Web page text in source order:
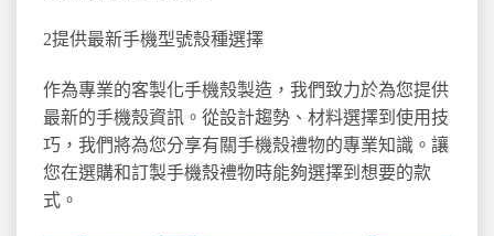
2提供最新手機型號殼種選擇
作為專業的客製化手機殼製造，我們致力於為您提供
最新的手機殼資訊。從設計趨勢、材料選擇到使用技
巧，我們將為您分享有關手機殼禮物的專業知識。讓
您在選購和訂製手機殼禮物時能夠選擇到想要的款
式。